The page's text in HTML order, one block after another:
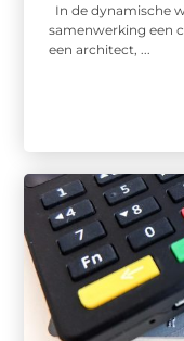
In de dynamische
samenwerking een
een architect, ...